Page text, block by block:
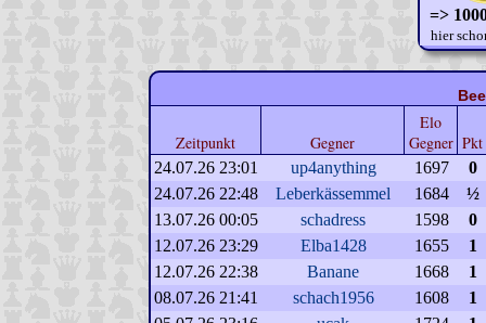
=>
hier
Zeitpunkt Gegner
Elo
Gegner Pkt
24.07.26 23:01 up4anything 1697
0
24.07.26 22:48
Leberkässemmel 1684
½
13.07.26 00:05
schadress 1598
0
12.07.26 23:29
Elba1428 1655
1
12.07.26 22:38
Banane 1668
1
08.07.26 21:41
schach1956 1608
1